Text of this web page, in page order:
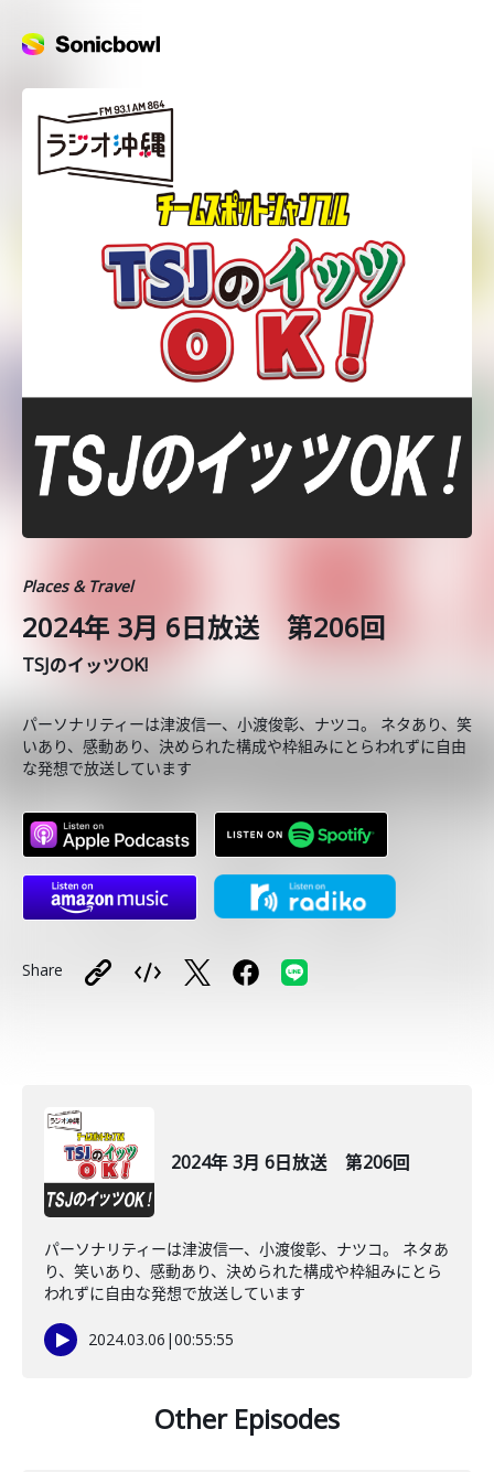
Places & Travel
2024年 3月 6日放送 第206回
TSJのイッツOK!
パーソナリティーは津波信一、小渡俊彰、ナツコ。 ネタあり、笑
いあり、感動あり、決められた構成や枠組みにとらわれずに自由
な発想で放送しています
Share
2024年 3月 6日放送 第206回
パーソナリティーは津波信一、小渡俊彰、ナツコ。 ネタあ
り、笑いあり、感動あり、決められた構成や枠組みにとら
われずに自由な発想で放送しています
2024.03.06 |00:55:55
Other Episodes